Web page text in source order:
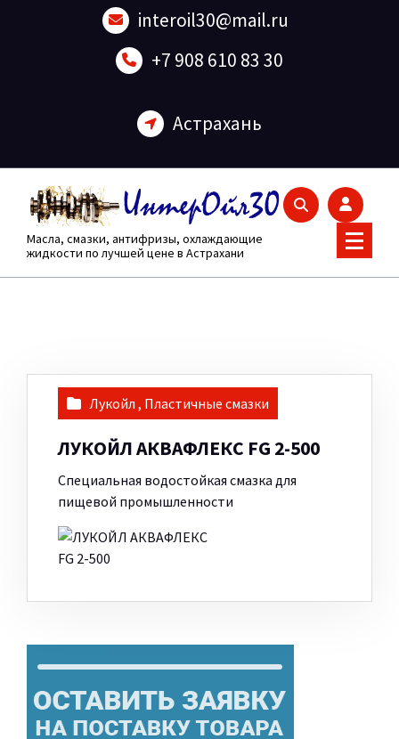
interoil30@mail.ru
+7 908 610 83 30
Астрахань
Масла, смазки, антифризы, охлаждающие
жидкости по лучшей цене в Астрахани
Лукойл , Пластичные смазки
ЛУКОЙЛ АКВАФЛЕКС FG 2-500
Специальная водостойкая смазка для
пищевой промышленности